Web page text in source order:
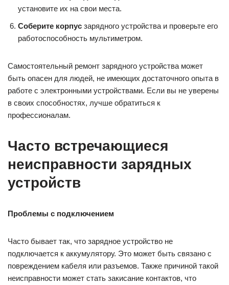
установите их на свои места.
Соберите корпус зарядного устройства и проверьте его
работоспособность мультиметром.
Самостоятельный ремонт зарядного устройства может
быть опасен для людей, не имеющих достаточного опыта в
работе с электронными устройствами. Если вы не уверены
в своих способностях, лучше обратиться к
профессионалам.
Часто встречающиеся
неисправности зарядных
устройств
Проблемы с подключением
Часто бывает так, что зарядное устройство не
подключается к аккумулятору. Это может быть связано с
повреждением кабеля или разъемов. Также причиной такой
неисправности может стать закисание контактов, что